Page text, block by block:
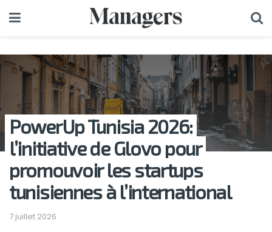
PowerUp Tunisia 2026:
l’initiative de Glovo pour
promouvoir les startups
tunisiennes à l’international
7 juillet 2026